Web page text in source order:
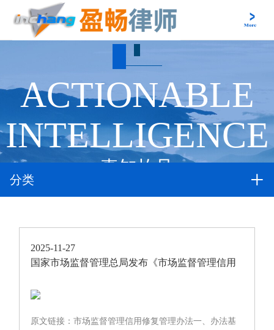
ACTIONABLE
INTELLIGENCE
真知灼见
分类
2025-11-27
国家市场监督管理总局发布《市场监督管理信用
原文链接：市场监督管理信用修复管理办法一、办法基